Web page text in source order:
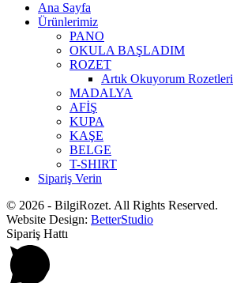
Ana Sayfa
Ürünlerimiz
PANO
OKULA BAŞLADIM
ROZET
Artık Okuyorum Rozetleri
MADALYA
AFİŞ
KUPA
KAŞE
BELGE
T-SHIRT
Sipariş Verin
© 2026 - BilgiRozet. All Rights Reserved.
Website Design: BetterStudio
Sipariş Hattı